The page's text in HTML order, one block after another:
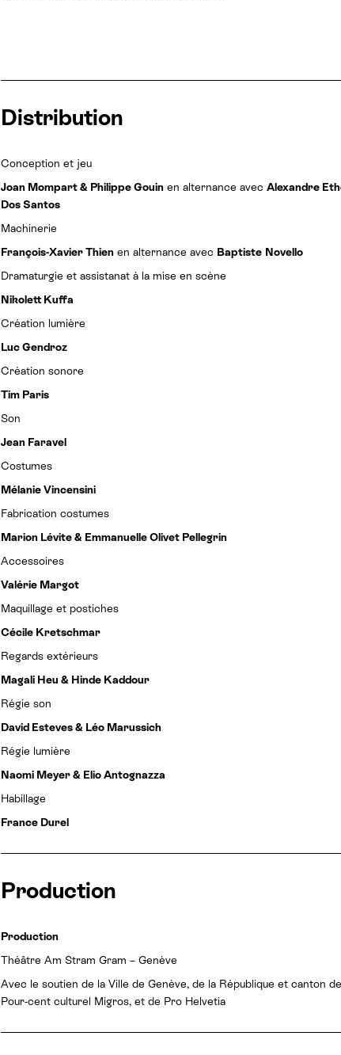
Distribution
Conception et jeu
Joan Mompart & Philippe Gouin en alternance avec Alexandre
Dos Santos
Machinerie
François-Xavier Thien en alternance avec Baptiste Novello
Dramaturgie et assistanat à la mise en scène
Nikolett Kuffa
Création lumière
Luc Gendroz
Création sonore
Tim Paris
Son
Jean Faravel
Costumes
Mélanie Vincensini
Fabrication costumes
Marion Lévite & Emmanuelle Olivet Pellegrin
Accessoires
Valérie Margot
Maquillage et postiches
Cécile Kretschmar
Regards extérieurs
Magali Heu & Hinde Kaddour
Régie son
David Esteves & Léo Marussich
Régie lumière
Naomi Meyer & Elio Antognazza
Habillage
France Durel
Production
Production
Théâtre Am Stram Gram – Genève
Avec le soutien de la Ville de Genève, de la République et canton
Pour-cent culturel Migros, et de Pro Helvetia